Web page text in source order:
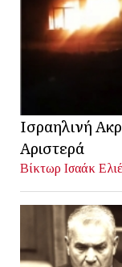
Ισραηλινή
Αριστερά
Βίκτωρ Ισαάκ